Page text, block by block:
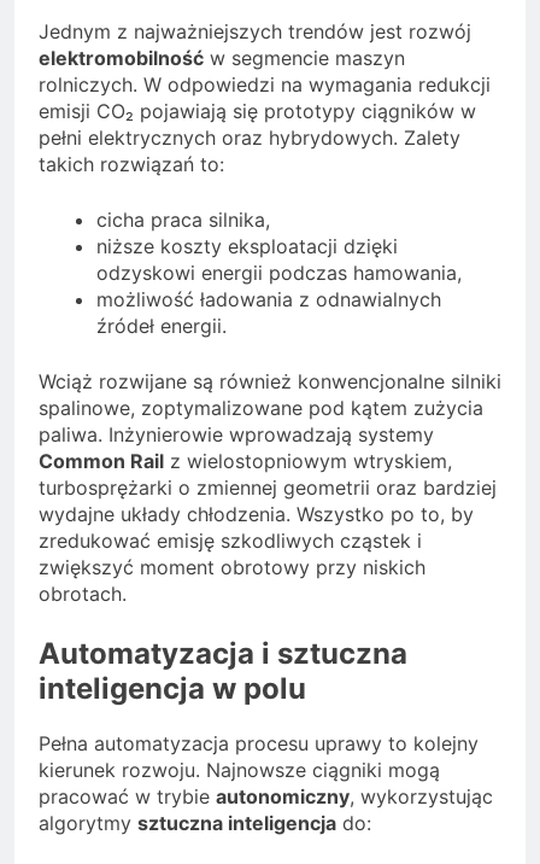
Jednym z najważniejszych trendów jest rozwój
elektromobilność w segmencie maszyn
rolniczych. W odpowiedzi na wymagania redukcji
emisji CO₂ pojawiają się prototypy ciągników w
pełni elektrycznych oraz hybrydowych. Zalety
takich rozwiązań to:
cicha praca silnika,
niższe koszty eksploatacji dzięki
odzyskowi energii podczas hamowania,
możliwość ładowania z odnawialnych
źródeł energii.
Wciąż rozwijane są również konwencjonalne silniki
spalinowe, zoptymalizowane pod kątem zużycia
paliwa. Inżynierowie wprowadzają systemy
Common Rail z wielostopniowym wtryskiem,
turbosprężarki o zmiennej geometrii oraz bardziej
wydajne układy chłodzenia. Wszystko po to, by
zredukować emisję szkodliwych cząstek i
zwiększyć moment obrotowy przy niskich
obrotach.
Automatyzacja i sztuczna
inteligencja w polu
Pełna automatyzacja procesu uprawy to kolejny
kierunek rozwoju. Najnowsze ciągniki mogą
pracować w trybie autonomiczny, wykorzystując
algorytmy sztuczna inteligencja do: